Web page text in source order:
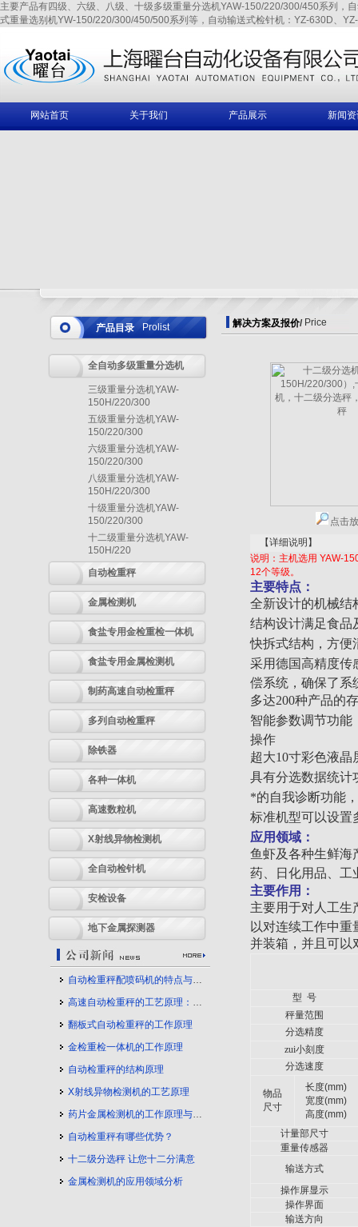
主要产品有四级、六级、八级、十级多级重量分选机YAW-150/220/300/450系列
式重量选别机YW-150/220/300/450/500系列等，自动输送式检针机：YZ-630D、
网站首页 关于我们 产品展示 新闻
产品目录 Prolist
全自动多级重量分选机
三级重量分选机YAW-
150H/220/300
五级重量分选机YAW-
150/220/300
六级重量分选机YAW-
150/220/300
八级重量分选机YAW-
150H/220/300
十级重量分选机YAW-
150/220/300
十二级重量分选机YAW-
150H/220
自动检重秤
金属检测机
食盐专用金检重检一体机
食盐专用金属检测机
制药高速自动检重秤
多列自动检重秤
除铁器
各种一体机
高速数粒机
X射线异物检测机
全自动检针机
安检设备
地下金属探测器
自动检重秤配喷码机的特点与应用
高速自动检重秤的工艺原理：守护产品质量的幕后力量
翻板式自动检重秤的工作原理
金检重检一体机的工作原理
自动检重秤的结构原理
X射线异物检测机的工艺原理
药片金属检测机的工作原理与工艺流程
自动检重秤有哪些优势？
十二级分选秤 让您十二分满意
金属检测机的应用领域分析
解决方案及报价/ Price
点击
【详细说明】
说明：主机选用 YAW-
12个等级。
主要特点：
全新设计的机械结
结构设计满足食品
快拆式结构，方便
采用德国高精度传
偿系统，确保了系
多达200种产品的
智能参数调节功能
操作
超大10寸彩色液
具有分选数据统计
*的自我诊断功能
标准机型可以设置
应用领域：
鱼虾及各种生鲜海
药、日化用品、工
主要作用：
主要用于对人工生
以对连续工作中
并装箱，并且可以
型 号
秤量范围
分选精度
zui小刻度
分选速度
物品
尺寸
长度(mm)
宽度(mm)
高度(mm)
计量部尺寸
重量传感器
输送方式
操作屏显示
操作界面
输送方向